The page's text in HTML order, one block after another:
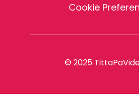
Cookie
© 2025